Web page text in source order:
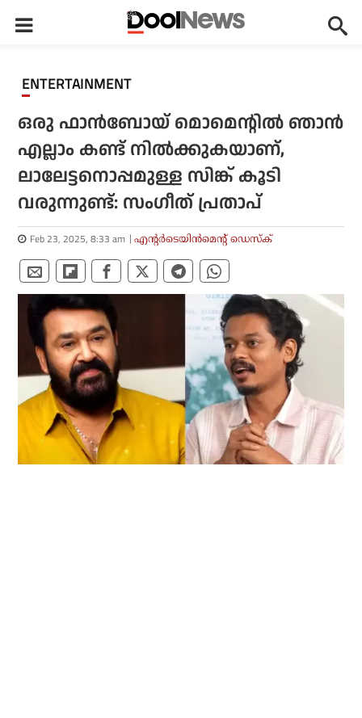
ENTERTAINMENT
ഒരു ഫാൻബോയ് മൊമെന്റിൽ ഞാൻ
എല്ലാം കണ്ട് നിൽക്കുകയാണ്,
ലാലേട്ടനൊപ്പമുള്ള സിങ്ക് കൂടി
വരുന്നുണ്ട്: സംഗീത് പ്രതാപ്
Feb 23, 2025, 8:33 am എന്റര്‍ടെയിന്‍മെന്റ് ഡെസ്‌ക്